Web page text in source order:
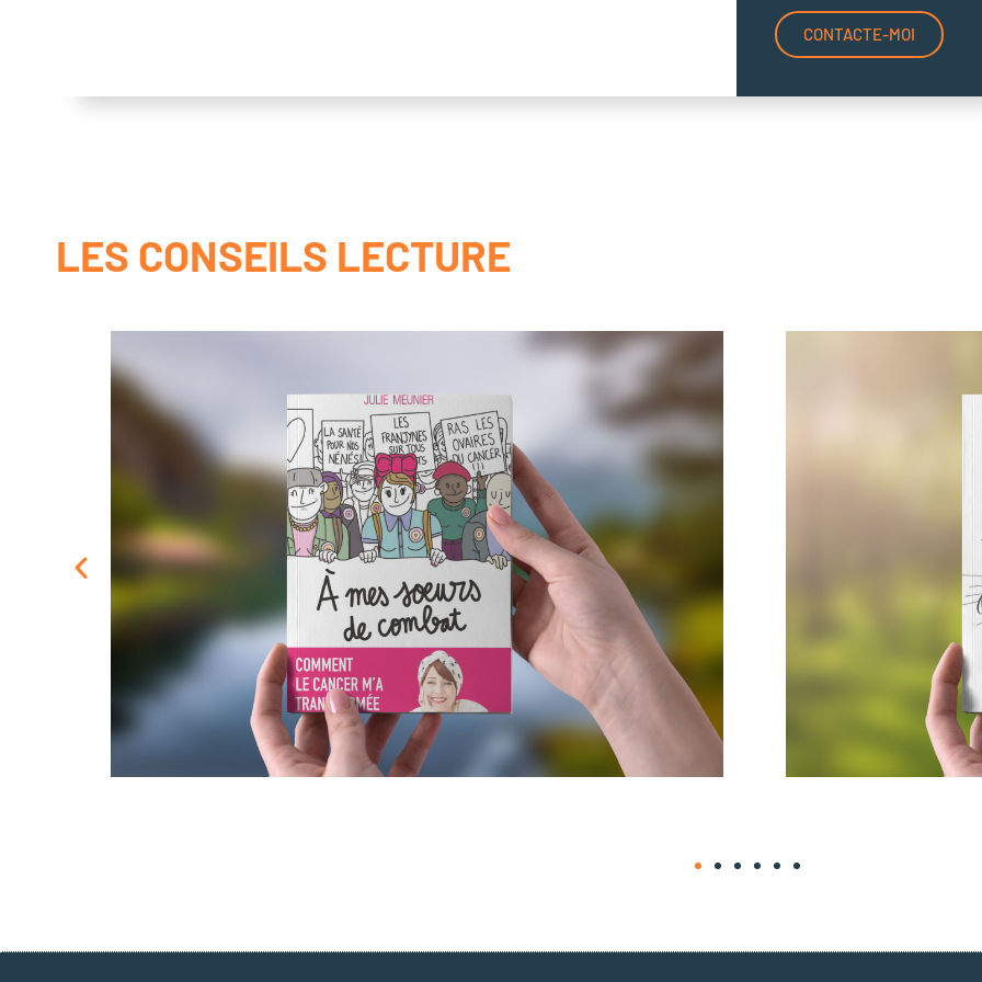
CONTACTE-MOI
LES CONSEILS LECTURE
Pr marie Rose Moro | édition Hygée
Note : s’adresse aux ados de 11-13 ans et leurs parents
Cet ouvrage réunit les conseils du professeur Marie-Rose Moro et de la
journaliste Sophie Bordet-Petillon, pour comprendre les bouleversements qui
s’opèrent à la puberté. Douze questions ou idées reçues sont décryptées, avec
pour chacune des messages simples et des recommandations efficaces, afin que
l’adolescent puisse vivre ces changements sereinement.
dans son sein gauche. S’ouvre